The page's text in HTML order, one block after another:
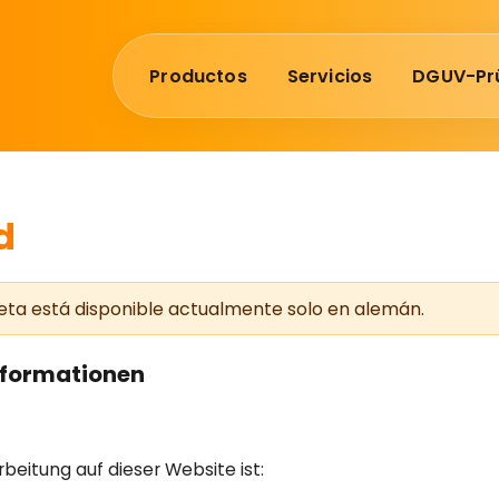
Productos Servicios DGUV-
está disponible actualmente solo en alemán.
auf dieser Website ist: